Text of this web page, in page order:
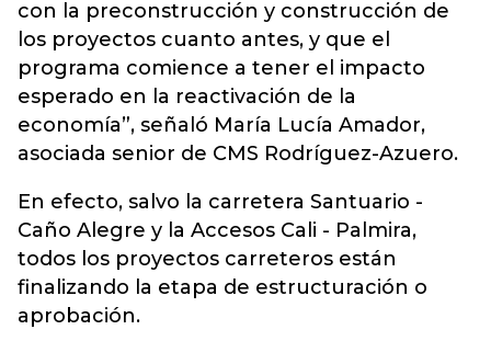
con la preconstrucción y construcción de
los proyectos cuanto antes, y que el
programa comience a tener el impacto
esperado en la reactivación de la
economía”, señaló María Lucía Amador,
asociada senior de CMS Rodríguez-Azuero.
En efecto, salvo la carretera Santuario -
Caño Alegre y la Accesos Cali - Palmira,
todos los proyectos carreteros están
finalizando la etapa de estructuración o
aprobación.